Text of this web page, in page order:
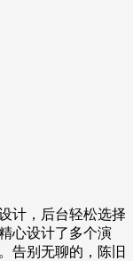
计，后台轻松选择
心设计了多个演
告别无聊的，陈旧